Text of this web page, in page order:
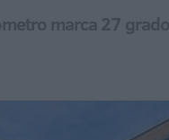
marca 27